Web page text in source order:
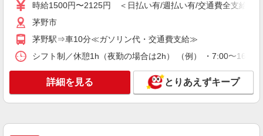
派遣社員
株式会社kotrio /●MT-H-2011975
デイスタッフ
時給1500円〜2125円 ＜日払い有/週払い有/交
茅野市
キープ 詳細を見る
時給1500円〜2125円 ＜日払い有/週払い有/交通費全支給(ガ
茅野市
茅野駅⇒車10分≪ガソリン代・交通費支給≫
シフト制／休憩1h（夜勤の場合は2h） （例） ・7:00〜
詳細を見る とりあえずキープ